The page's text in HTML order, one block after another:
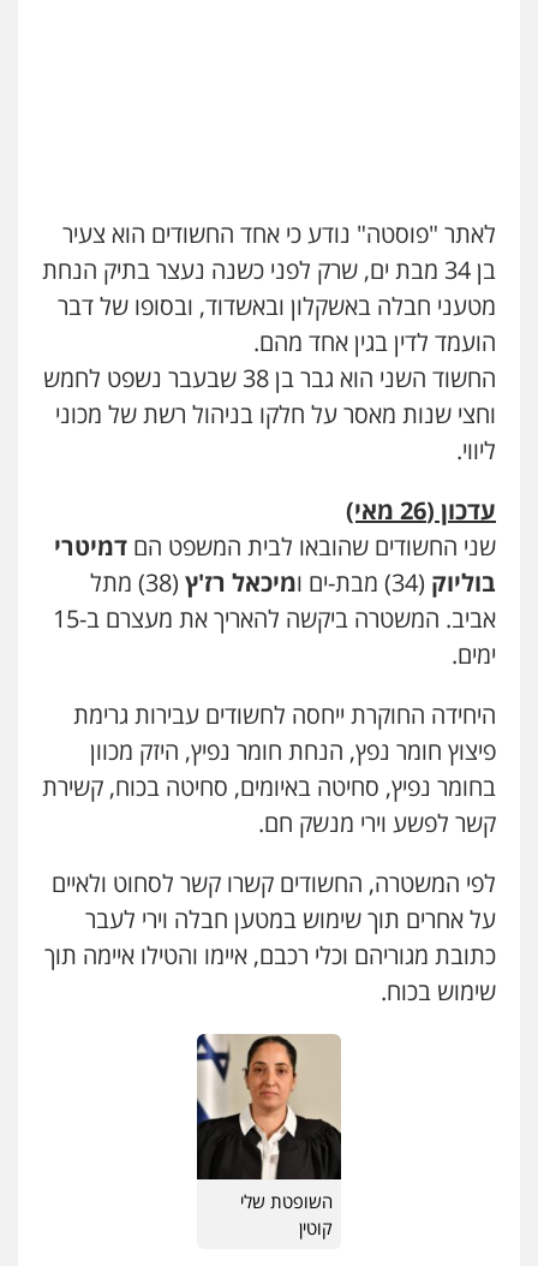
0525544654
עו"ד זוהר ארבל
פלילי פשיעה חמורה
קטינים
0538788878
לאתר "פוסטה" נודע כי אחד החשודים הוא צעיר
בן 34 מבת ים, שרק לפני כשנה נעצר בתיק הנחת
מטעני חבלה באשקלון ובאשדוד, ובסופו של דבר
הועמד לדין בגין אחד מהם.
החשוד השני הוא גבר בן 38 שבעבר נשפט לחמש
וחצי שנות מאסר על חלקו בניהול רשת של מכוני
ליווי.
עדכון (26 מאי)
שני החשודים שהובאו לבית המשפט הם דמיטרי
בוליוק (34) מבת-ים ו מיכאל רז'ץ
(38) מתל
אביב. המשטרה ביקשה להאריך את מעצרם ב-15
ימים.
היחידה החוקרת ייחסה לחשודים עבירות גרימת
פיצוץ חומר נפץ, הנחת חומר נפיץ, היזק מכוון
בחומר נפיץ, סחיטה באיומים, סחיטה בכוח, קשירת
קשר לפשע וירי מנשק חם.
לפי המשטרה, החשודים קשרו קשר לסחוט ולאיים
על אחרים תוך שימוש במטען חבלה וירי לעבר
כתובת מגוריהם וכלי רכבם, איימו והטילו איימה תוך
שימוש בכוח.
השופטת שלי
קוטין
0507120031
עו"ד אייל אביטל
פלילי פשיעה חמורה
עו"ד רונן בנדל
משפט פלילי פשיעה חמורה פלילי
כבריאן, מזר – משרד עורכי דין
מעצרים וחקירות
0543986802
מנשה, אלמוג – עורכי דין
עבירות תנועה
עורכי דין לענייני אסירים